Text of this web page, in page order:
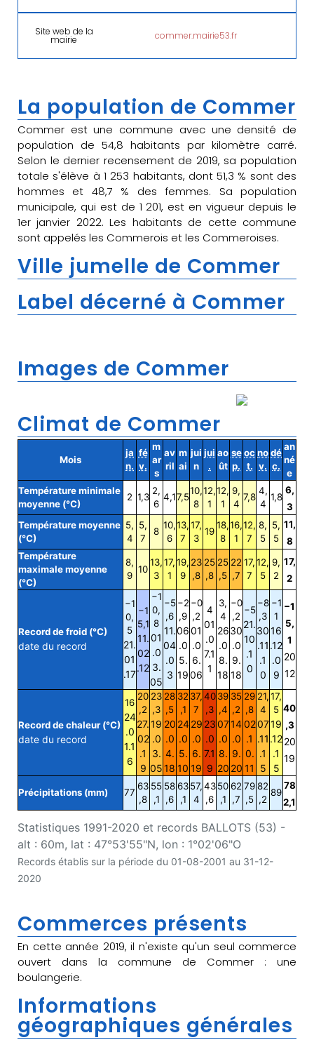
Site web de la
mairie commer.mairie53.fr
La population de Commer
Commer est une commune avec une densité de
population de 54,8 habitants par kilomètre carré.
Selon le dernier recensement de 2019, sa population
totale s'élève à 1 253 habitants, dont 51,3 % sont des
hommes et 48,7 % des femmes. Sa population
municipale, qui est de 1 201, est en vigueur depuis le
1er janvier 2022. Les habitants de cette commune
sont appelés les Commerois et les Commeroises.
Ville jumelle de Commer
Label décerné à Commer
Images de Commer
Climat de Commer
Statistiques 1991-2020 et records BALLOTS (53) -
alt : 60m, lat : 47°53'55"N, lon : 1°02'06"O
Records établis sur la période du 01-08-2001 au 31-12-
2020
Mois
ja
n.
fé
v.
m
ar
s
av
ril
m
ai
jui
n
jui
.
ao
ût
se
p.
oc
t.
no
v.
dé
c.
an
né
e
Température minimale
moyenne (°C)
2 1,3
2,
6
4,17,5
10,
8
12,
1
12,
1
9,
4
7,8
4,
4
1,8
6,
3
Température moyenne
(°C)
5,
4
5,
7
8
10,
6
13,
7
17,
3
19
18,
8
16,
1
12,
7
8,
5
5,
5
11,
8
Température
maximale moyenne
(°C)
8,
9
10
13,
3
17,
1
19,
9
23
,8
25
,8
25
,5
22
,7
17,
7
12,
5
9,
2
17,
2
Record de froid (°C)
date du record
−1
0,
5
21.
01
.17
−1
5,1
11.
02
.12
−1
0,
8
01
.0
3.
05
−5
,6
11.
04
.0
3
−2
,9
06
.0
5.
19
−0
,2
01
.0
6.
06
4
01
.0
7.1
1
3,
4
26
.0
8.
18
−0
,2
30
.0
9.
18
−5
21.
10
.1
0
−8
,3
30
.11
.1
0
−1
1
16
.12
.0
9
−1
5,
1
20
12
Record de chaleur (°C)
date du record
16
24
.0
1.1
6
20
,2
27.
02
.1
9
23
,3
19
.0
3.
05
28
,5
20
.0
4.
18
32
,1
24
.0
5.
10
37,
7
29
.0
6.
19
40
,3
23
.0
7.1
9
39
,4
07
.0
8.
20
35
,2
14
.0
9.
20
29
,8
02
.1
0.
11
21,
4
07
.11
.1
5
17,
5
19
.12
.1
5
40
,3
20
19
Précipitations (mm) 77
63
,8
55
,1
58
,6
63
,1
57,
4
43
,6
50
,1
62
,7
79
,5
82
,2
89
78
2,1
Commerces présents
En cette année 2019, il n'existe qu'un seul commerce
ouvert dans la commune de Commer : une
boulangerie.
Informations
géographiques générales